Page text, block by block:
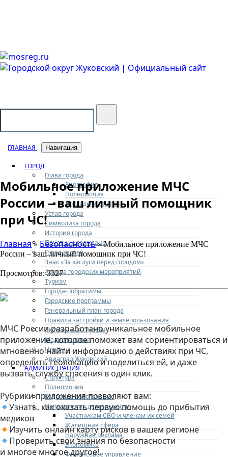
ГЛАВНАЯ Навигация
ГОРОД
Глава города
Биография
Полномочия
Доклады и отчеты
Устав города
Символика города
История города
Почетные граждане
Город героев
Знак «За заслуги перед городом»
Афиша городских мероприятий
Туризм
Города-побратимы
Городские программы
Генеральный план города
Правила застройки и землепользования
Экстренные службы
Медиа галерея
Новости
Авиаград Жуковский
АДМИНИСТРАЦИЯ
Структура
Полномочия
Кадровое обеспечение
Направления деятельности
Участникам СВО и членам их семей
Жилищная сфера
Наружная реклама
Экономика
Финансовое управление
Мобильное приложение МЧС
России – ваш личный помощник
при ЧС!
Главная» Безопасность» Мобильное приложение МЧС
России – ваш личный помощник при ЧС!
Просмотров: 3327
МЧС России разработано уникальное мобильное
приложение, которое поможет вам сориентироваться и
мгновенно найти информацию о действиях при ЧС,
определить геолокацию и поделиться ей, и даже
вызвать службу спасения в один клик.
Рубрики приложения позволяют вам:
Узнать, как оказать первую помощь до прибытия
медиков
Изучить онлайн карту рисков в вашем регионе
Проверить свои знания по безопасности
и многое многое другое!